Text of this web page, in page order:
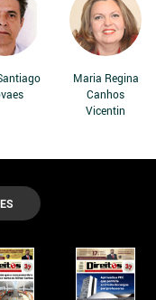
Maria Regina
Canhos
Vicentin